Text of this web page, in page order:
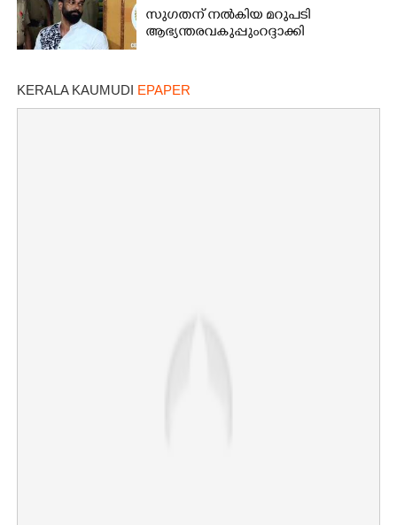
സുഗതന് നൽകിയ മറുപടി
ആഭ്യന്തരവകുപ്പും റദ്ദാക്കി
KERALA KAUMUDI EPAPER